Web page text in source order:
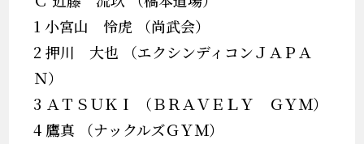
1 小宮山 怜虎 （尚武会）
2 押川 大也 （エクシンディコンＪＡＰＡ
Ｎ）
3 ＡＴＳＵＫＩ （ＢＲＡＶＥＬＹ ＧＹＭ）
4 鷹真 （ナックルズＧＹＭ）